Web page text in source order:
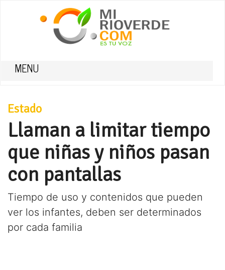
MENU
Estado
Llaman a limitar tiempo
que niñas y niños pasan
con pantallas
Tiempo de uso y contenidos que pueden
ver los infantes, deben ser determinados
por cada familia